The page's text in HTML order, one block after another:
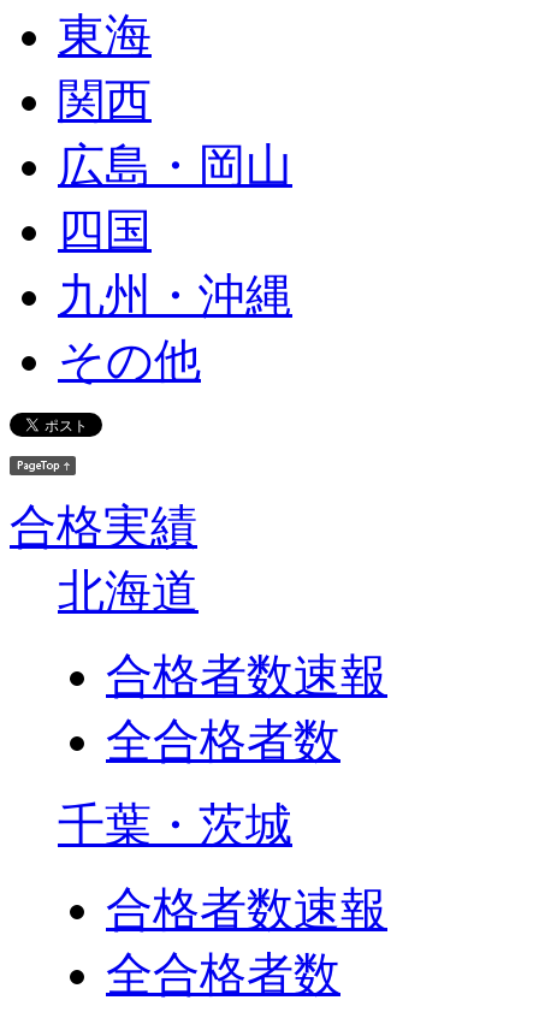
東海
関西
広島・岡山
四国
九州・沖縄
その他
合格実績
北海道
合格者数速報
全合格者数
千葉・茨城
合格者数速報
全合格者数